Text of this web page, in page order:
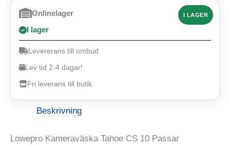
Onlinelager I LAGER
I lager
Levererans till ombud
Lev tid 2-4 dagar!
Fri leverans till butik
Beskrivning
Lowepro Kameraväska Tahoe CS 10 Passar